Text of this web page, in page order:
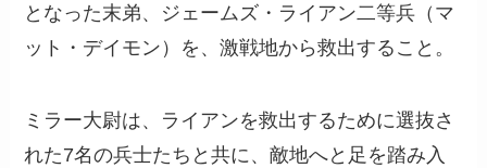
となった末弟、ジェームズ・ライアン二等兵（マ
ット・デイモン）を、激戦地から救出すること。
ミラー大尉は、ライアンを救出するために選抜さ
れた7名の兵士たちと共に、敵地へと足を踏み入